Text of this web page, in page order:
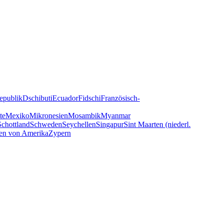
DschibutiEcuadorFidschiFranzösisch-
MexikoMikronesienMosambikMyanmar
SchwedenSeychellenSingapurSint Maarten (niederl.
von AmerikaZypern